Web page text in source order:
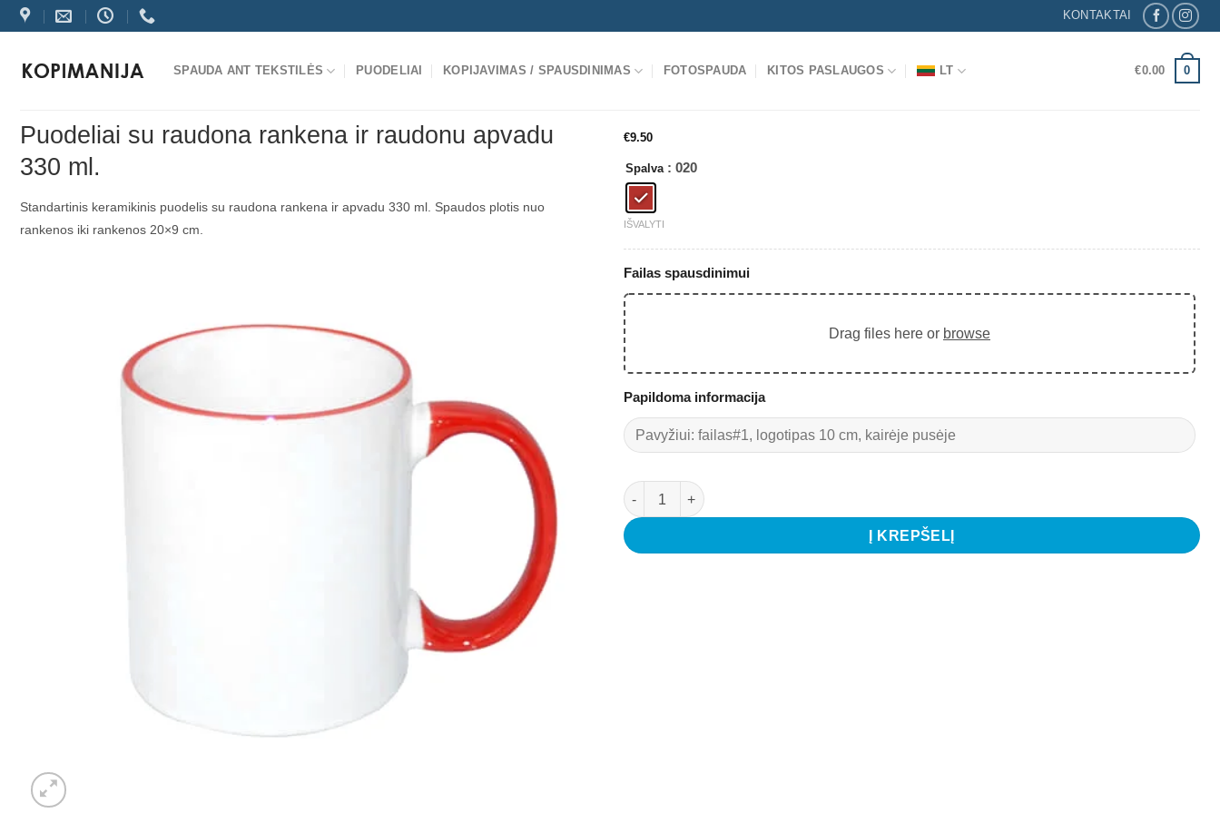
Skip
to
KONTAKTAI
SPAUDA ANT TEKSTILĖS PUODELIAI KOPIJAVIMAS / SPAUSDINIMAS FOTOSPAUDA KITOS PASLAUGOS LT €0.00 0
Puodeliai su raudona rankena ir raudonu apvadu
330 ml.
Standartinis keramikinis puodelis su raudona rankena ir apvadu 330 ml. Spaudos plotis nuo
rankenos iki rankenos 20×9 cm.
€9.50
Spalva : 020
IŠVALYTI
Failas spausdinimui
Drag files here or browse
Papildoma informacija
produkto kiekis: Puodeliai su raudona rankena ir raudonu apvadu 330 ml.
Į KREPŠELĮ